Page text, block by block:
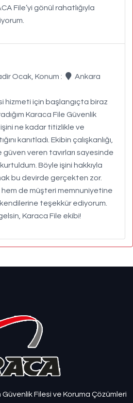
File’yi gönül rahatlığıyla
Ocak, Konum :
Ankara
hizmeti için başlangıçta biraz
Karaca File Güvenlik
işini ne kadar titizlikle ve
kanıtladı. Ekibin çalışkanlığı,
güven veren tavırları sayesinde
Böyle işini hakkıyla
bu devirde gerçekten zor.
de müşteri memnuniyetine
teşekkür ediyorum.
Karaca File ekibi!
Güvenlik Filesi ve Koruma Çözümleri